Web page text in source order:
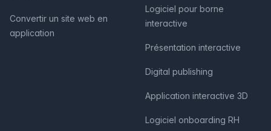
Convertir un site web en
application
Logiciel pour borne
interactive
Présentation interactive
Digital publishing
Application interactive 3D
Logiciel onboarding RH